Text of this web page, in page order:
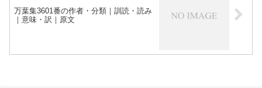
万葉集3601番の作者・分類｜訓読・読み
｜意味・訳｜原文